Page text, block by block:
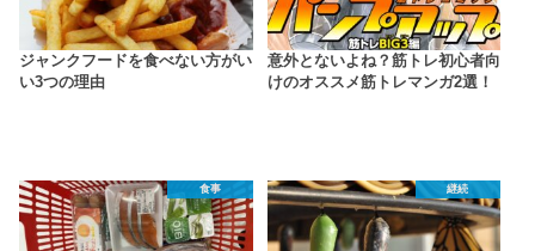
ジャンクフードを食べない方がい
い3つの理由
意外とないよね？筋トレ初心者向
けのオススメ筋トレマンガ2選！
食事 継続